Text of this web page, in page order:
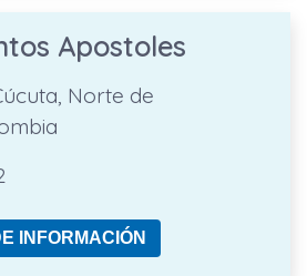
Apostoles
Norte de
INFORMACIÓN